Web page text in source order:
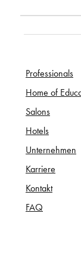
Professionals
Home of
Salons
Hotels
Unternehmen
Karriere
Kontakt
FAQ